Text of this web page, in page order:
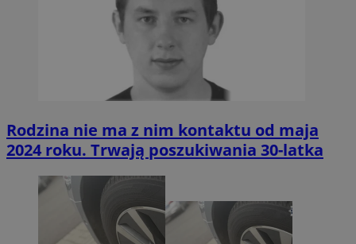
Rodzina nie ma z nim kontaktu od maja
2024 roku. Trwają poszukiwania 30-latka